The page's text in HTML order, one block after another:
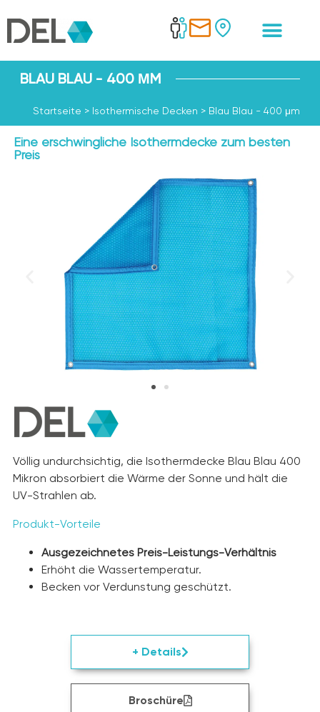
BLAU BLAU - 400 ΜM
Startseite > Isothermische Decken > Blau Blau - 400 μm
Eine erschwingliche Isothermdecke zum besten
Preis
Völlig undurchsichtig, die Isothermdecke Blau Blau 400
Mikron absorbiert die Wärme der Sonne und hält die
UV-Strahlen ab.
Produkt-Vorteile
Ausgezeichnetes Preis-Leistungs-Verhältnis
Erhöht die Wassertemperatur.
Becken vor Verdunstung geschützt.
+ Details
Broschüre